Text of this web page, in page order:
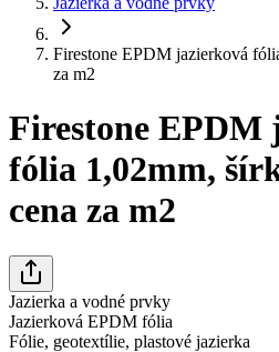
Firestone EPDM jazierková
za m2
Firestone EPDM
fólia 1,02mm,
cena za m2
Jazierka a vodné prvky
Jazierková EPDM fólia
Fólie, geotextílie, plastové jazierka